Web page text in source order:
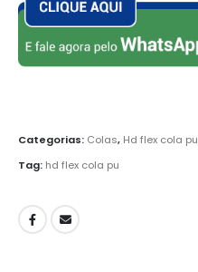
Categorias: Colas, Hd flex cola pu
Tag: hd flex cola pu